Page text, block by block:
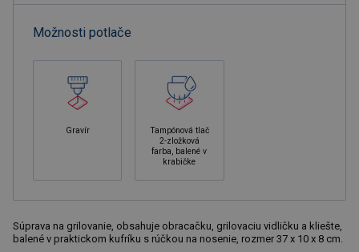
Možnosti potlače
Gravír
Tampónová tlač
2-zložková
farba, balené v
krabičke
Súprava na grilovanie, obsahuje obracačku, grilovaciu vidličku a kliešte,
balené v praktickom kufríku s rúčkou na nosenie, rozmer 37 x 10 x 8 cm.